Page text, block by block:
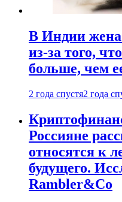
В Индии жена
из-за того,
больше, чем
2 года спустя2 года
Россияне
относятся к
будущего.
Rambler&Co